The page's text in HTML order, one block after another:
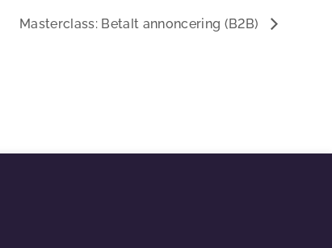
Masterclass: Betalt annoncering (B2B)